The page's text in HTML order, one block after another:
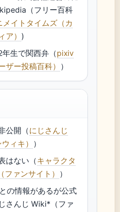
（フリー百科
メイトタイムズ（カ
ア） )
生で関西弁（pixiv
ザー投稿百科） ）
公開（にじさんじ
ィキ） ）
はない（キャラクタ
ァンサイト） ）
の情報があるが公式
さんじ Wiki*（ファ